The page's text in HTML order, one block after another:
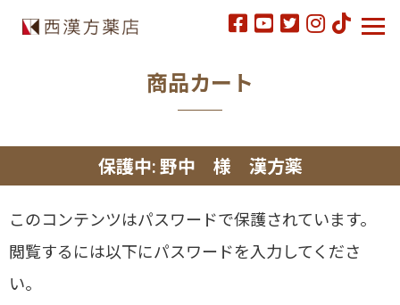
商品カート
保護中: 野中 様 漢方薬
このコンテンツはパスワードで保護されています。
閲覧するには以下にパスワードを入力してくださ
い。